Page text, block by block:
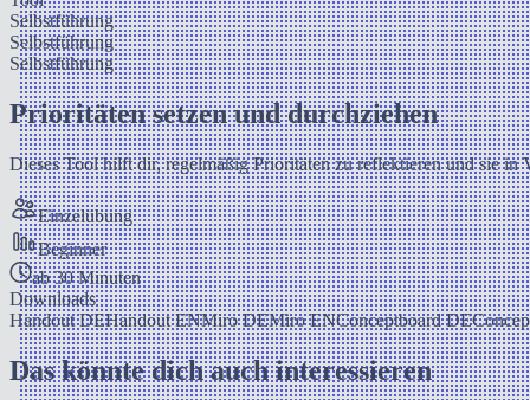
Selbstführung
Selbstführung
Selbstführung
Prioritäten setzen und durchziehen
Dieses Tool hilft dir, regelmäßig Prioritäten zu reflektieren und sie in
Einzelübung
Beginner
ab 30 Minuten
Downloads
Handout DEHandout ENMiro DEMiro ENConceptboard DE
Das könnte dich auch interessieren